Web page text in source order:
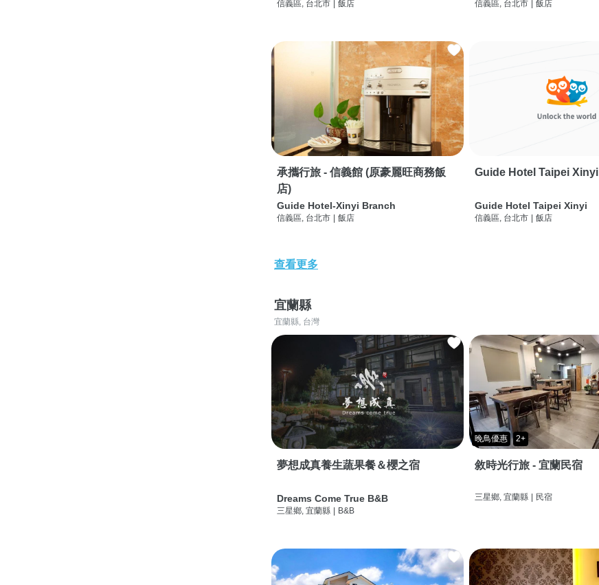
信義區, 台北市 飯店 信義區, 台北市 飯店
承攜行旅 - 信義館 (原豪麗旺商務飯
店)
Guide Hotel-Xinyi Branch
信義區, 台北市 | 飯店
Guide Hotel Taipei Xinyi
Guide Hotel Taipei Xinyi
信義區, 台北市 | 飯店
查看更多
宜蘭縣
宜蘭縣, 台灣
夢想成真養生蔬果餐＆櫻之宿
Dreams Come True B&B
三星鄉, 宜蘭縣 | B&B
晚鳥優惠 2+
敘時光行旅 - 宜蘭民宿
三星鄉, 宜蘭縣 | 民宿